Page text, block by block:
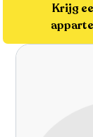
Krijg